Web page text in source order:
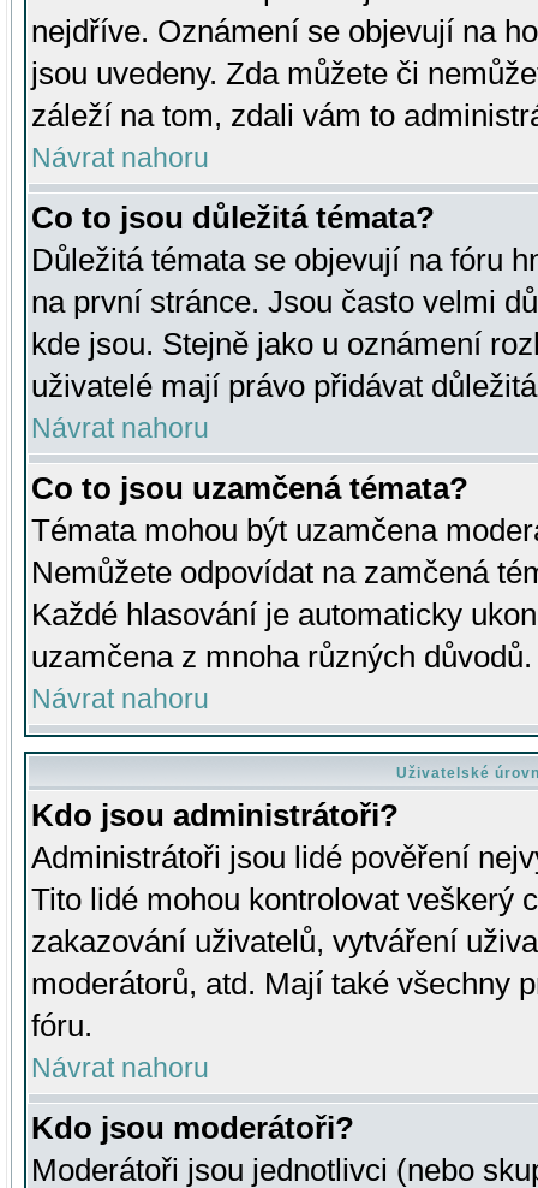
nejdříve. Oznámení se objevují na
jsou uvedeny. Zda můžete či
záleží na tom, zdali vám to
Návrat nahoru
Co to jsou důležitá témata?
Důležitá témata se objevují na fóru
na první stránce. Jsou často velmi
kde jsou. Stejně jako u oznámení
uživatelé mají právo přidávat
Návrat nahoru
Co to jsou uzamčená témata?
Témata mohou být uzamčena
Nemůžete odpovídat na zamčená
Každé hlasování je automaticky
uzamčena z mnoha různých důvodů.
Návrat nahoru
Uživatelské
Kdo jsou administrátoři?
Administrátoři jsou lidé pověření
Tito lidé mohou kontrolovat veškerý
zakazování uživatelů, vytváření
moderátorů, atd. Mají také všechny
fóru.
Návrat nahoru
Kdo jsou moderátoři?
Moderátoři jsou jednotlivci (nebo